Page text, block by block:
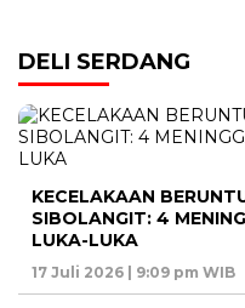
DELI SERDANG
KECELAKAAN
SIBOLANGIT: 4
LUKA-LUKA
17 Juli 2026 | 9:09 pm WIB